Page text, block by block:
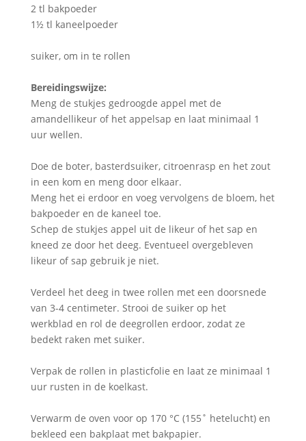
2 tl bakpoeder
1½ tl kaneelpoeder
suiker, om in te rollen
Bereidingswijze:
Meng de stukjes gedroogde appel met de
amandellikeur of het appelsap en laat minimaal 1
uur wellen.
Doe de boter, basterdsuiker, citroenrasp en het zout
in een kom en meng door elkaar.
Meng het ei erdoor en voeg vervolgens de bloem, het
bakpoeder en de kaneel toe.
Schep de stukjes appel uit de likeur of het sap en
kneed ze door het deeg. Eventueel overgebleven
likeur of sap gebruik je niet.
Verdeel het deeg in twee rollen met een doorsnede
van 3-4 centimeter. Strooi de suiker op het
werkblad en rol de deegrollen erdoor, zodat ze
bedekt raken met suiker.
Verpak de rollen in plasticfolie en laat ze minimaal 1
uur rusten in de koelkast.
Verwarm de oven voor op 170 °C (155˚ hetelucht) en
bekleed een bakplaat met bakpapier.